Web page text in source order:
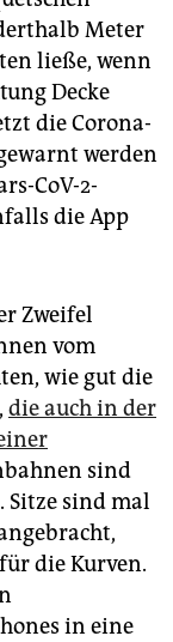
Meter
ließe, wenn
Decke
die Corona-
werden
CoV-2-
die App
Zweifel
vom
wie gut die
die auch in der
sind
sind mal
die Kurven.
in eine